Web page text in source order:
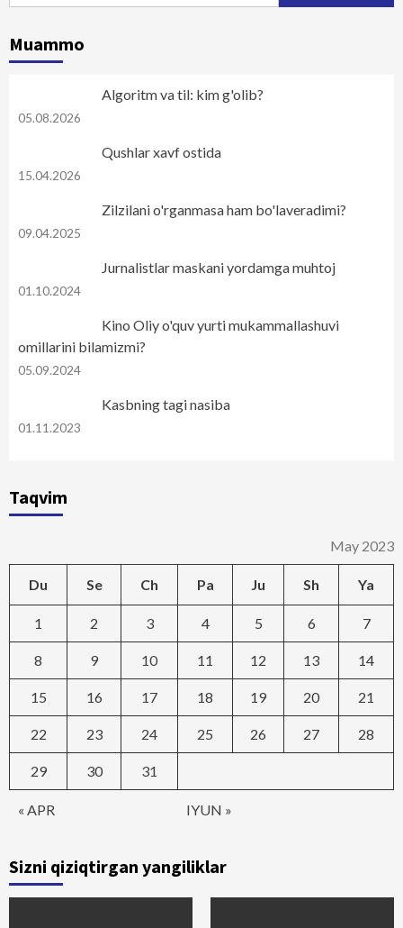
Muammo
Algoritm va til: kim g'olib?
05.08.2026
Qushlar xavf ostida
15.04.2026
Zilzilani o'rganmasa ham bo'laveradimi?
09.04.2025
Jurnalistlar maskani yordamga muhtoj
01.10.2024
Kino Oliy o'quv yurti mukammallashuvi
omillarini bilamizmi?
05.09.2024
Kasbning tagi nasiba
01.11.2023
Taqvim
May 2023
Du Se Ch Pa Ju Sh Ya
« APR IYUN »
1 2 3 4 5 6 7
8 9 10 11 12 13 14
15 16 17 18 19 20 21
22 23 24 25 26 27 28
29 30 31
Sizni qiziqtirgan yangiliklar